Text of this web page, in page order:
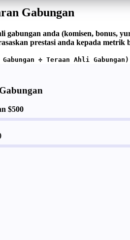
Gabungan
gabungan anda (komisen, bonus,
prestasi anda kepada metrik
Gabungan ÷ Teraan Ahli
$500